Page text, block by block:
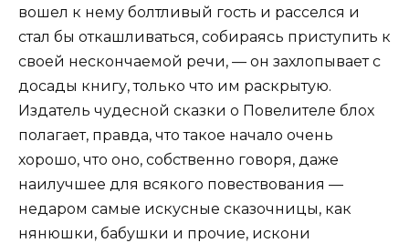
вошел к нему болтливый гость и расселся и
стал бы откашливаться, собираясь приступить к
своей нескончаемой речи, — он захлопывает с
досады книгу, только что им раскрытую.
Издатель чудесной сказки о Повелителе блох
полагает, правда, что такое начало очень
хорошо, что оно, собственно говоря, даже
наилучшее для всякого повествования —
недаром самые искусные сказочницы, как
нянюшки, бабушки и прочие, искони